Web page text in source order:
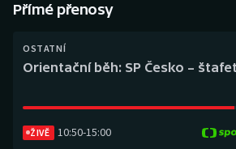
Dostihy
Futsal
Přímé přenosy
OSTATNÍ
Orientační běh: SP Česko –
ŽIVĚ 10:50-15:00